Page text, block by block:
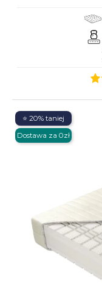
⭐ 20% taniej
Dostawa za 0zł